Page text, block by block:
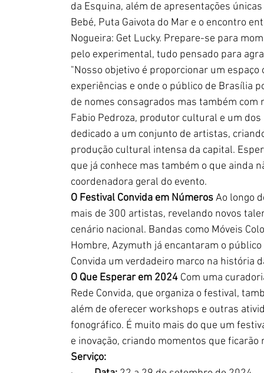
da Esquina, além de apresentações
Bebé, Puta Gaivota do Mar e o encontro
Nogueira: Get Lucky. Prepare-se para
pelo experimental, tudo pensado para
"Nosso objetivo é proporcionar um
experiências e onde o público de Brasília
de nomes consagrados mas também
Fabio Pedroza, produtor cultural e um
dedicado a um conjunto de artistas,
produção cultural intensa da capital.
que já conhece mas também o que ainda
coordenadora geral do evento.
O Festival Convida em NúmerosAo longo
mais de 300 artistas, revelando novos
cenário nacional. Bandas como Móveis
Hombre, Azymuth já encantaram o
Convida um verdadeiro marco na história
O Que Esperar em 2024 Com uma
Rede Convida, que organiza o festival,
além de oferecer workshops e outras
fonográfico. É muito mais do que um
e inovação, criando momentos que
Serviço: